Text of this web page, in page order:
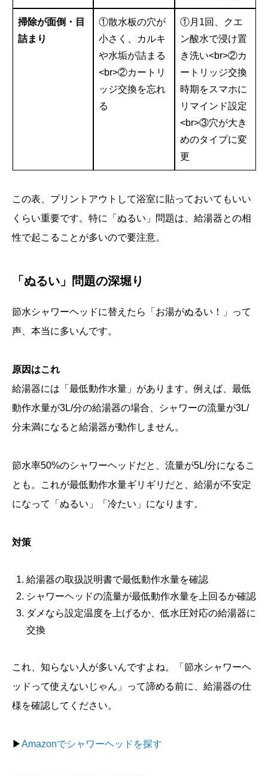
掃除が面倒・目
詰まり
①散水板の穴が
小さく、カルキ
や水垢が詰まる
<br>②カートリ
ッジ交換を忘れ
る
①月1回、クエ
ン酸水で浸け置
き洗い<br>②カ
ートリッジ交換
時期をスマホに
リマインド設定
<br>③穴が大き
めのタイプに変
更
この表、プリントアウトして浴室に貼っておいてもいい
くらい重要です。特に「ぬるい」問題は、給湯器との相
性で起こることが多いので要注意。
「ぬるい」問題の深堀り
節水シャワーヘッドに替えたら「お湯がぬるい！」って
声、本当に多いんです。
原因はこれ
給湯器には「最低動作水量」があります。例えば、最低
動作水量が3L/分の給湯器の場合、シャワーの流量が3L/
分未満になると給湯器が動作しません。
節水率50%のシャワーヘッドだと、流量が5L/分になるこ
とも。これが最低動作水量ギリギリだと、給湯が不安定
になって「ぬるい」「冷たい」になります。
対策
給湯器の取扱説明書で最低動作水量を確認
シャワーヘッドの流量が最低動作水量を上回るか確認
ダメなら設定温度を上げるか、低水圧対応の給湯器に
交換
これ、知らない人が多いんですよね。「節水シャワーヘ
ッドって使えないじゃん」って諦める前に、給湯器の仕
様を確認してください。
▶Amazonでシャワーヘッドを探す